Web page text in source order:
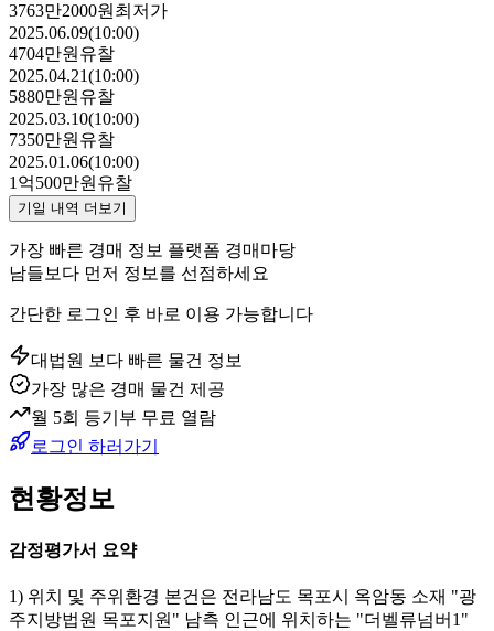
3763만2000원 최저가
2025.06.09(10:00)
4704만원 유찰
2025.04.21(10:00)
5880만원 유찰
2025.03.10(10:00)
7350만원 유찰
2025.01.06(10:00)
1억500만원 유찰
기일 내역 더보기
가장 빠른 경매 정보 플랫폼 경매마당
남들보다 먼저 정보를 선점하세요
간단한 로그인 후 바로 이용 가능합니다
대법원 보다 빠른 물건 정보
가장 많은 경매 물건 제공
월 5회 등기부 무료 열람
로그인 하러가기
현황정보
감정평가서 요약
1) 위치 및 주위환경 본건은 전라남도 목포시 옥암동 소재 "광
주지방법원 목포지원" 남측 인근에 위치하는 "더벨류넘버1"